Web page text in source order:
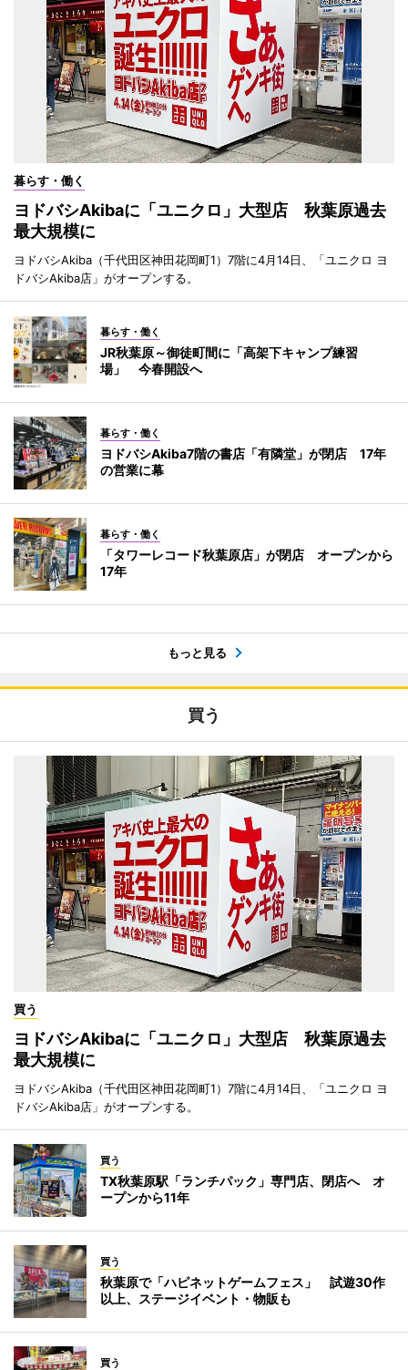
暮らす・働く
ヨドバシAkibaに「ユニクロ」大型店 秋葉原過去
最大規模に
ヨドバシAkiba（千代田区神田花岡町1）7階に4月14日、「ユニクロ ヨ
ドバシAkiba店」がオープンする。
暮らす・働く
JR秋葉原～御徒町間に「高架下キャンプ練習
場」 今春開設へ
暮らす・働く
ヨドバシAkiba7階の書店「有隣堂」が閉店 17年
の営業に幕
暮らす・働く
「タワーレコード秋葉原店」が閉店 オープンから
17年
もっと見る
買う
買う
ヨドバシAkibaに「ユニクロ」大型店 秋葉原過去
最大規模に
ヨドバシAkiba（千代田区神田花岡町1）7階に4月14日、「ユニクロ ヨ
ドバシAkiba店」がオープンする。
買う
TX秋葉原駅「ランチパック」専門店、閉店へ オ
ープンから11年
買う
秋葉原で「ハピネットゲームフェス」 試遊30作
以上、ステージイベント・物販も
買う